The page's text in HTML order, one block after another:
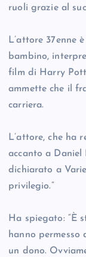
ruoli grazie al
L’attore 37enne
bambino,
film di Harry
ammette che il
carriera.
L’attore, che ha
accanto a Daniel
dichiarato a
privilegio.”
Ha spiegato: “È
hanno permesso
un dono.